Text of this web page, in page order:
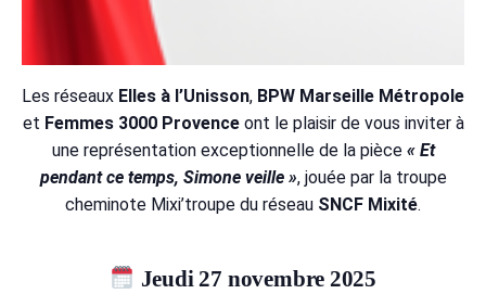
Les réseaux Elles à l’Unisson, BPW Marseille Métropole
et Femmes 3000 Provenceont le plaisir de vous inviter à
une représentation exceptionnelle de la pièce « Et
pendant ce temps, Simone veille », jouée par la troupe
cheminote Mixi’troupe du réseau SNCF Mixité.
Jeudi 27 novembre 2025